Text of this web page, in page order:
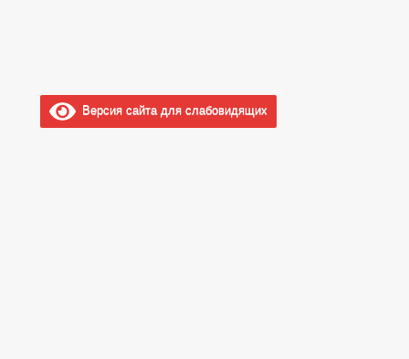
Версия сайта для слабовидящих